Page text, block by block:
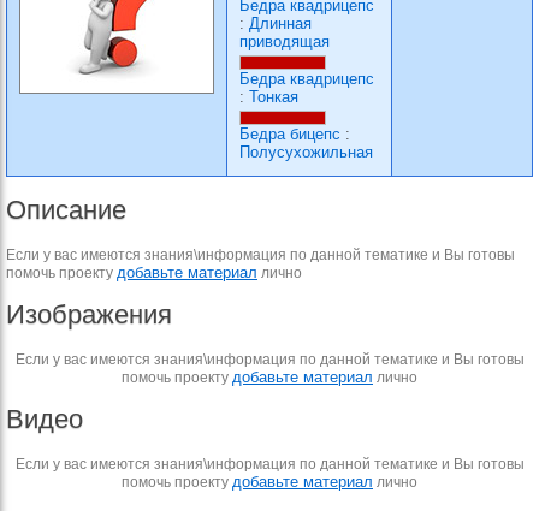
Бедра квадрицепс
: Длинная
приводящая
Бедра квадрицепс
: Тонкая
Бедра бицепс :
Полусухожильная
Описание
Если у вас имеются знания\информация по данной тематике и Вы готовы
помочь проекту добавьте материал лично
Изображения
Если у вас имеются знания\информация по данной тематике и Вы готовы
помочь проекту добавьте материал лично
Видео
Если у вас имеются знания\информация по данной тематике и Вы готовы
помочь проекту добавьте материал лично